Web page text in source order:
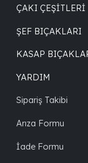
ÇAKI ÇEŞITLERI
ŞEF BIÇAKLARI
KASAP
YARDIM
Sipariş Takibi
Arıza Formu
İade Formu